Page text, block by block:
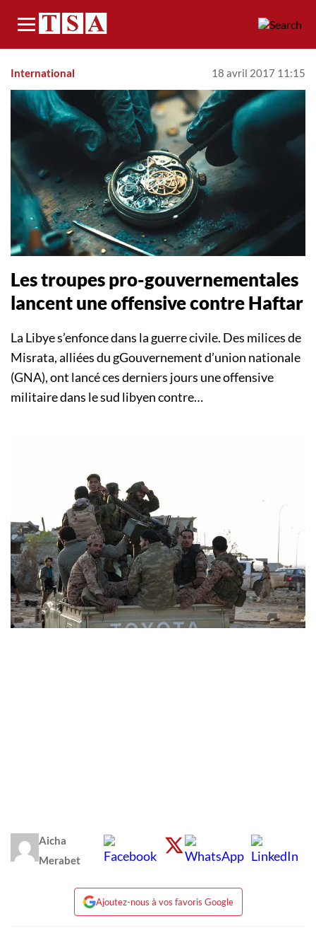
Menu
International 18 avril 2017 11:15
Les troupes pro-gouvernementales
lancent une offensive contre Haftar
La Libye s’enfonce dans la guerre civile. Des milices de
Misrata, alliées du gGouvernement d’union nationale
(GNA), ont lancé ces derniers jours une offensive
militaire dans le sud libyen contre…
Aicha
Merabet
Ajoutez-nous à vos favoris Google